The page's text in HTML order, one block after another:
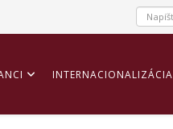
INTERNACIONALIZÁCIA